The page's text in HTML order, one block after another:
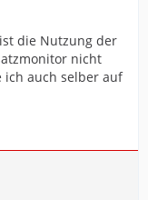
die Nutzung der
nicht
auch selber auf